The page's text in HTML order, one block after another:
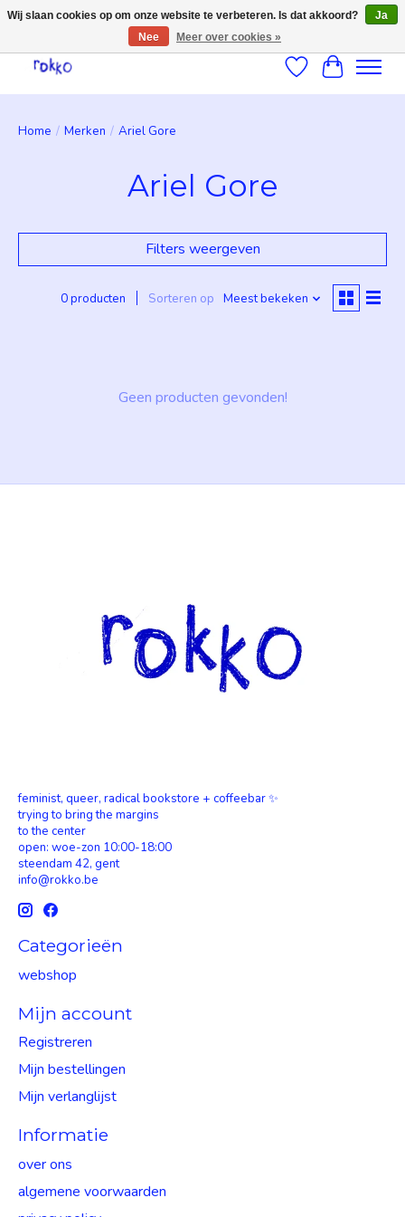
Verlanglijst
Home / Merken / Ariel Gore
Ariel Gore
Filters weergeven
0 producten Sorteren op Meest bekeken
Geen producten gevonden!
feminist, queer, radical bookstore + coffeebar ✨
trying to bring the margins
to the center
open: woe-zon 10:00-18:00
steendam 42, gent
info@rokko.be
Categorieën
webshop
Mijn account
Registreren
Mijn bestellingen
Mijn verlanglijst
Informatie
over ons
algemene voorwaarden
Wij slaan cookies op om onze website te verbeteren. Is dat akkoord?
Ja
Nee
Meer over cookies »